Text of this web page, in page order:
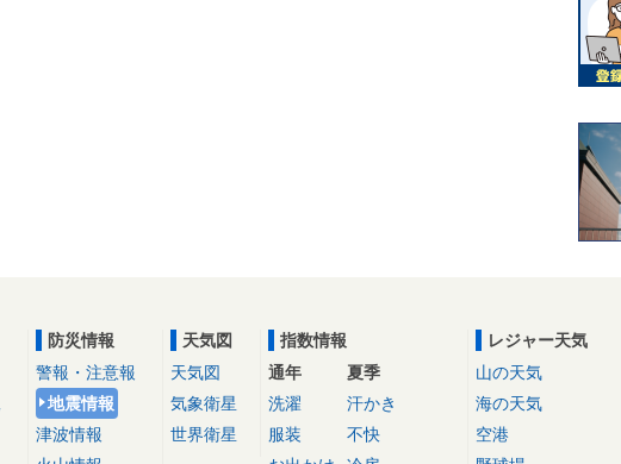
防災情報
警報・注意報
地震情報
津波情報
天気図
天気図
気象衛星
世界衛星
指数情報
通年
洗濯
服装
夏季
汗かき
不快
レジャー天気
山の天気
海の天気
空港